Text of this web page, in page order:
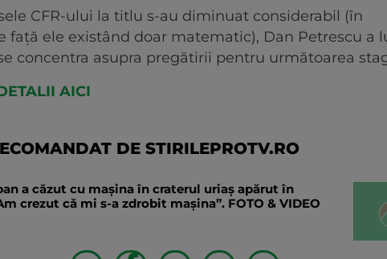
CFR-ului la titlu s-au diminuat considerabil (în
față ele existând doar matematic), Dan Petrescu a
concentra asupra pregătirii pentru următoarea
AICI
DE STIRILEPROTV.RO
a căzut cu mașina în craterul uriaș apărut în
crezut că mi s-a zdrobit mașina”. FOTO & VIDEO